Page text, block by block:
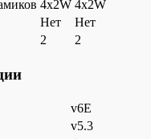
4x2W 4x2W
Нет
Нет
2 2
v6E
v5.3